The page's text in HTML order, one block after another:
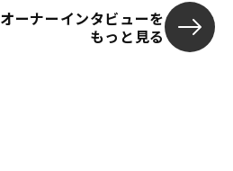
オーナーインタビューを
もっと見る